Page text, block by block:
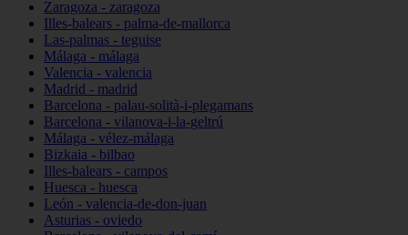
Zaragoza - zaragoza
Illes-balears - palma-de-mallorca
Las-palmas - teguise
Málaga - málaga
Valencia - valencia
Madrid - madrid
Barcelona - palau-solità-i-plegamans
Barcelona - vilanova-i-la-geltrú
Málaga - vélez-málaga
Bizkaia - bilbao
Illes-balears - campos
Huesca - huesca
León - valencia-de-don-juan
Asturias - oviedo